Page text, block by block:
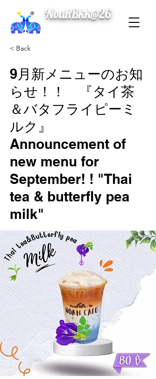
NoahBkk@26
< Back
9月新メニューのお知
らせ！！ 『タイ茶
＆バタフライピーミ
ルク』
Announcement of
new menu for
September! ! "Thai
tea & butterfly pea
milk"